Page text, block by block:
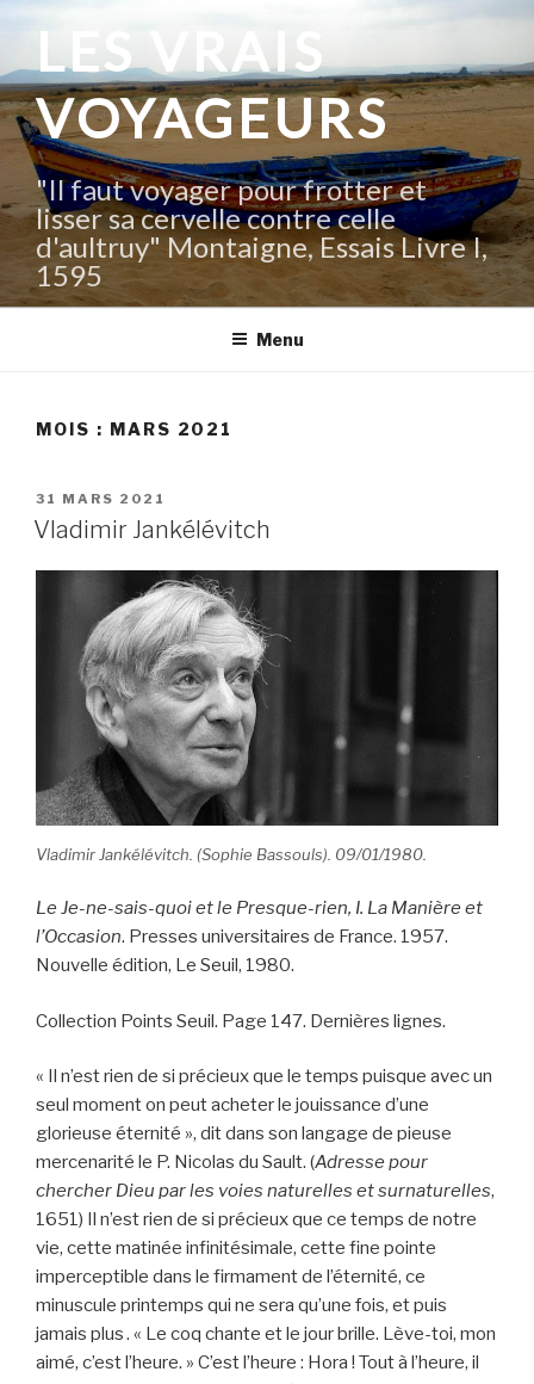
contenu
principal
LES VRAIS
VOYAGEURS
"Il faut voyager pour frotter et
lisser sa cervelle contre celle
d'aultruy" Montaigne, Essais Livre I,
1595
Menu
MOIS : MARS 2021
PUBLIÉ
LE
31 MARS 2021
Vladimir Jankélévitch
Vladimir Jankélévitch. (Sophie Bassouls). 09/01/1980.
Le Je-ne-sais-quoi et le Presque-rien, I. La Manière et
l’Occasion. Presses universitaires de France. 1957.
Nouvelle édition, Le Seuil, 1980.
Collection Points Seuil. Page 147. Dernières lignes.
« Il n’est rien de si précieux que le temps puisque avec un
seul moment on peut acheter le jouissance d’une
glorieuse éternité », dit dans son langage de pieuse
mercenarité le P. Nicolas du Sault. (Adresse pour
chercher Dieu par les voies naturelles et surnaturelles,
1651) Il n’est rien de si précieux que ce temps de notre
vie, cette matinée infinitésimale, cette fine pointe
imperceptible dans le firmament de l’éternité, ce
minuscule printemps qui ne sera qu’une fois, et puis
jamais plus . « Le coq chante et le jour brille. Lève-toi, mon
aimé, c’est l’heure. » C’est l’heure : Hora ! Tout à l’heure, il